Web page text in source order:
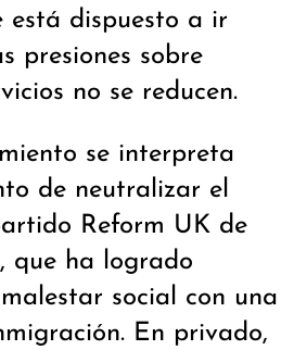
está dispuesto a ir
presiones sobre
no se reducen.
se interpreta
de neutralizar el
Reform UK de
, que ha logrado
social con una
En privado,